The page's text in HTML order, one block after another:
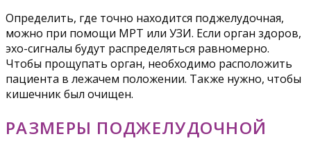
Определить, где точно находится поджелудочная,
можно при помощи МРТ или УЗИ. Если орган здоров,
эхо-сигналы будут распределяться равномерно.
Чтобы прощупать орган, необходимо расположить
пациента в лежачем положении. Также нужно, чтобы
кишечник был очищен.
РАЗМЕРЫ ПОДЖЕЛУДОЧНОЙ